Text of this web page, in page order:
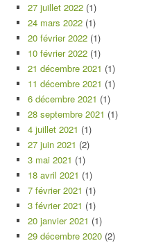
27 juillet 2022 (1)
24 mars 2022 (1)
20 février 2022 (1)
10 février 2022 (1)
21 décembre 2021 (1)
11 décembre 2021 (1)
6 décembre 2021 (1)
28 septembre 2021 (1)
4 juillet 2021 (1)
27 juin 2021 (2)
3 mai 2021 (1)
18 avril 2021 (1)
7 février 2021 (1)
3 février 2021 (1)
20 janvier 2021 (1)
29 décembre 2020 (2)